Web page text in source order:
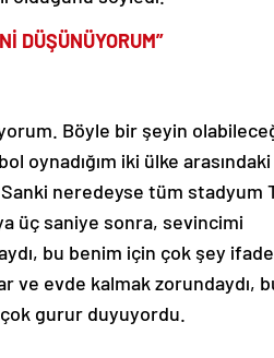
DÜŞÜNÜYORUM”
Böyle bir şeyin
oynadığım iki ülke
Sanki neredeyse tüm stadyum
üç saniye sonra, sevincimi
bu benim için çok şey ifade
ve evde kalmak zorundaydı,
gurur duyuyordu.